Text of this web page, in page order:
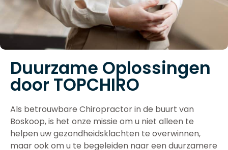
Duurzame Oplossingen
door TOPCHIRO
Als betrouwbare Chiropractor in de buurt van
Boskoop, is het onze missie om u niet alleen te
helpen uw gezondheidsklachten te overwinnen,
maar ook om u te begeleiden naar een duurzamere